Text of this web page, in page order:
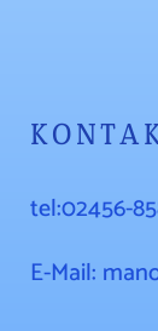
tel:02456-
E-Mail: